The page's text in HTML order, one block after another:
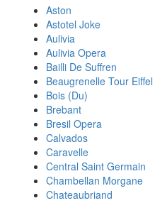
Aston
Astotel Joke
Aulivia
Aulivia Opera
Bailli De Suffren
Beaugrenelle Tour Eiffel
Bois (Du)
Brebant
Bresil Opera
Calvados
Caravelle
Central Saint Germain
Chambellan Morgane
Chateaubriand